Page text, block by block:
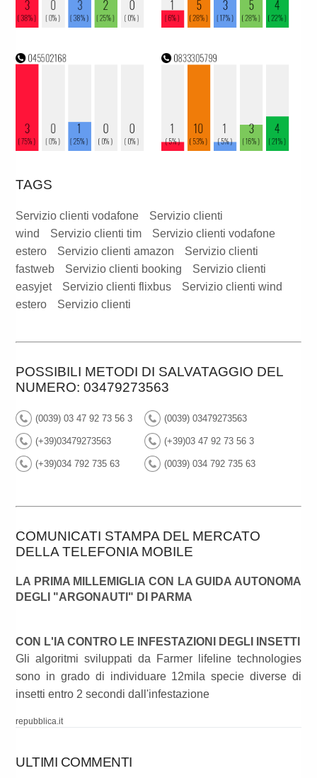
TAGS
Servizio clienti vodafone
Servizio clienti
wind
Servizio clienti tim
Servizio clienti vodafone
estero
Servizio clienti amazon
Servizio clienti
fastweb
Servizio clienti booking
Servizio clienti
easyjet
Servizio clienti flixbus
Servizio clienti wind
estero
Servizio clienti
POSSIBILI METODI DI SALVATAGGIO DEL
NUMERO: 03479273563
(0039) 03 47 92 73 56 3 (0039) 03479273563
(+39)03479273563 (+39)03 47 92 73 56 3
(+39)034 792 735 63 (0039) 034 792 735 63
COMUNICATI STAMPA DEL MERCATO
DELLA TELEFONIA MOBILE
LA PRIMA MILLEMIGLIA CON LA GUIDA AUTONOMA
DEGLI "ARGONAUTI" DI PARMA
CON L'IA CONTRO LE INFESTAZIONI DEGLI INSETTI
Gli algoritmi sviluppati da Farmer lifeline technologies
sono in grado di individuare 12mila specie diverse di
insetti entro 2 secondi dall'infestazione
repubblica.it
ULTIMI COMMENTI